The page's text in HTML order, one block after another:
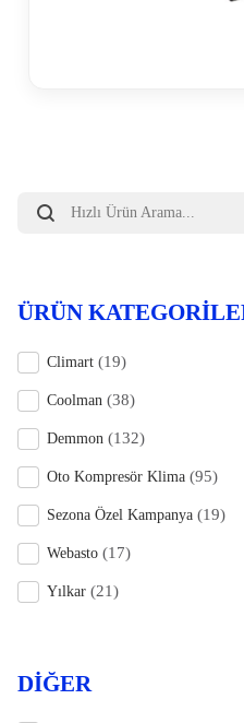
search
ÜRÜN
Climart (19)
Coolman (38)
Demmon (132)
Oto Kompresör Klima (95)
Sezona Özel Kampanya (19)
Webasto (17)
Yılkar (21)
DIĞER